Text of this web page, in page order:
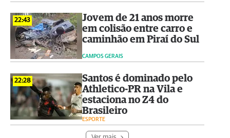
22:43
Jovem de 21 anos morre
em colisão entre carro e
caminhão em Piraí do Sul
CAMPOS GERAIS
22:28
Santos é dominado pelo
Athletico-PR na Vila e
estaciona no Z4 do
Brasileiro
ESPORTE